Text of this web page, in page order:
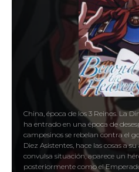
China, época de los 3 Reinos. La
ha entrado en una época de
campesinos se rebelan contra el
Diez Asistentes, hace las cosas a
convulsa situación, aparece un
posteriormente como el